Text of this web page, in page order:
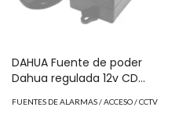
DAHUA Fuente de poder
Dahua regulada 12v CD
TVN083024
FUENTES DE ALARMAS / ACCESO / CCTV